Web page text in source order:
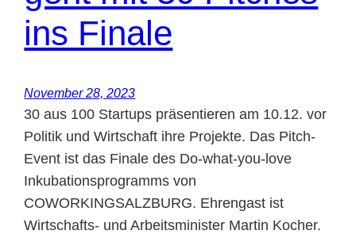
ins Finale
November 28, 2023
30 aus 100 Startups präsentieren am 10.12. vor
Politik und Wirtschaft ihre Projekte. Das Pitch-
Event ist das Finale des Do-what-you-love
Inkubationsprogramms von
COWORKINGSALZBURG. Ehrengast ist
Wirtschafts- und Arbeitsminister Martin Kocher.